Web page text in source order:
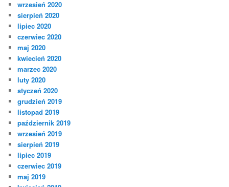
wrzesień 2020
sierpień 2020
lipiec 2020
czerwiec 2020
maj 2020
kwiecień 2020
marzec 2020
luty 2020
styczeń 2020
grudzień 2019
listopad 2019
październik 2019
wrzesień 2019
sierpień 2019
lipiec 2019
czerwiec 2019
maj 2019